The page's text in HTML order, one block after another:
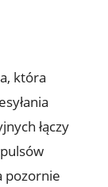
która
łączy
pozornie